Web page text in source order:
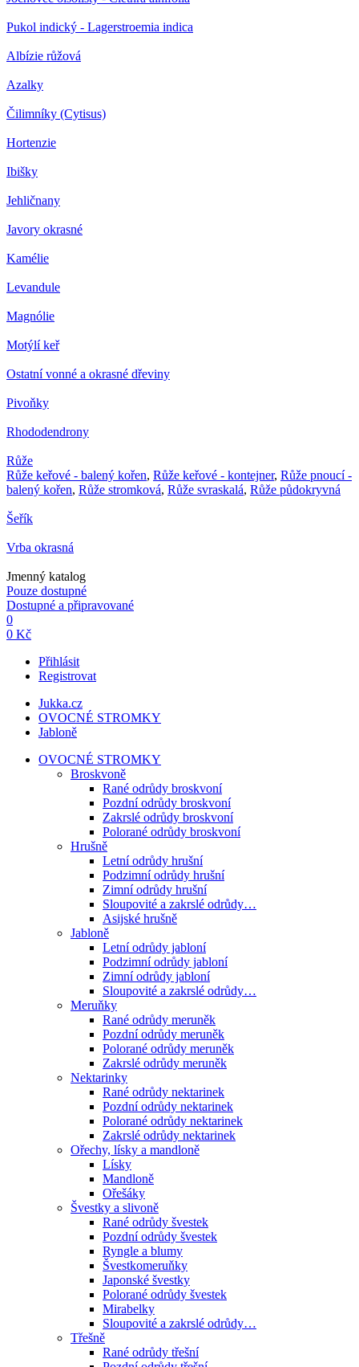
Pukol indický - Lagerstroemia indica
Albízie růžová
Azalky
Čilimníky (Cytisus)
Hortenzie
Ibišky
Jehličnany
Javory okrasné
Kamélie
Levandule
Magnólie
Motýlí keř
Ostatní vonné a okrasné dřeviny
Pivoňky
Rhododendrony
Růže
Růže keřové - balený kořen, Růže keřové - kontejner, Růže pnoucí -
balený kořen, Růže stromková, Růže svraskalá, Růže půdokryvná
Šeřík
Vrba okrasná
Jmenný katalog
Pouze dostupné
Dostupné a připravované
0
0 Kč
Přihlásit
Registrovat
Jukka.cz
OVOCNÉ STROMKY
Jabloně
OVOCNÉ STROMKY
Broskvoně
Rané odrůdy broskvoní
Pozdní odrůdy broskvoní
Zakrslé odrůdy broskvoní
Polorané odrůdy broskvoní
Hrušně
Letní odrůdy hrušní
Podzimní odrůdy hrušní
Zimní odrůdy hrušní
Sloupovité a zakrslé odrůdy…
Asijské hrušně
Jabloně
Letní odrůdy jabloní
Podzimní odrůdy jabloní
Zimní odrůdy jabloní
Sloupovité a zakrslé odrůdy…
Meruňky
Rané odrůdy meruněk
Pozdní odrůdy meruněk
Polorané odrůdy meruněk
Zakrslé odrůdy meruněk
Nektarinky
Rané odrůdy nektarinek
Pozdní odrůdy nektarinek
Polorané odrůdy nektarinek
Zakrslé odrůdy nektarinek
Ořechy, lísky a mandloně
Lísky
Mandloně
Ořešáky
Švestky a slivoně
Rané odrůdy švestek
Pozdní odrůdy švestek
Ryngle a blumy
Švestkomeruňky
Japonské švestky
Polorané odrůdy švestek
Mirabelky
Sloupovité a zakrslé odrůdy…
Třešně
Rané odrůdy třešní